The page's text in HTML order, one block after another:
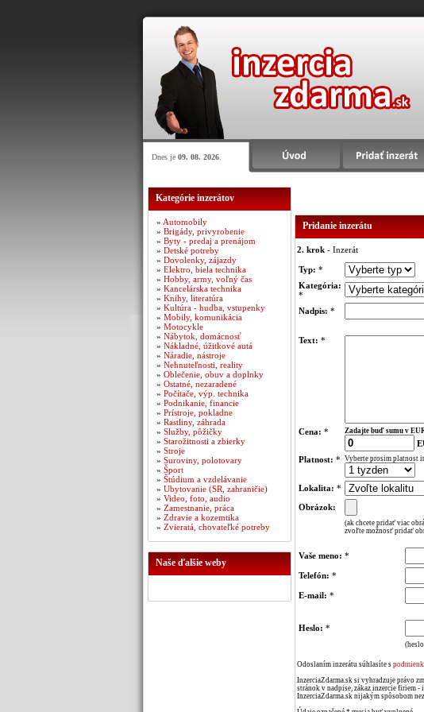
Dnes je 09. 08. 2026
Kategórie inzerátov
» Automobily
» Brigády, privyrobenie
» Byty - predaj a prenájom
» Detské potreby
» Dovolenky, zájazdy
» Elektro, biela technika
» Hobby, army, voľný čas
» Kancelárska technika
» Knihy, literatúra
» Kultúra - hudba, vstupenky
» Mobily, komunikácia
» Motocykle
» Nábytok, domácnosť
» Nákladné, úžitkové autá
» Náradie, nástroje
» Nehnuteľnosti, reality
» Oblečenie, obuv a doplnky
» Ostatné, nezaradené
» Počítače, výp. technika
» Podnikanie, financie
» Prístroje, pokladne
» Rastliny, záhrada
» Služby, pôžičky
» Starožitnosti a zbierky
» Stroje
» Suroviny, polotovary
» Šport
» Štúdium a vzdelávanie
» Ubytovanie (SR, zahraničie)
» Video, foto, audio
» Zamestnanie, práca
» Zdravie a kozemtika
» Zvieratá, chovateľké potreby
Naše ďalšie weby
Pridanie inzerátu
2. krok - Inzerát
Typ: *
Kategória:
*
Nadpis: *
Text: *
Cena: * Zadajte buď sumu v
Platnost: * Vyberte prosim platnost
Lokalita: *
Obrázok:
(ak chcete pridať viac
zvoľte možnosť pridať
Vaše meno: *
Telefón: *
E-mail: *
Heslo: *
Odoslaním inzerátu súhlasíte s
InzerciaZdarma.sk si vyhradzuje právo
stránok v nadpise, zákaz inzercie firiem
InzerciaZdarma.sk nijakým spôsobom